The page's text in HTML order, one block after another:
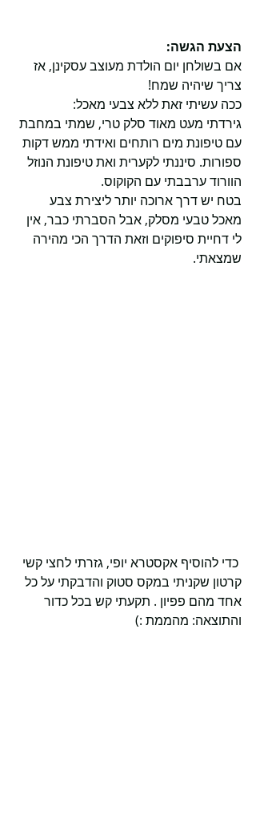
הצעת הגשה:
אם בשולחן יום הולדת מעוצב עסקינן, אז
צריך שיהיה שמח!
ככה עשיתי זאת ללא צבעי מאכל:
גירדתי מעט מאוד סלק טרי, שמתי במחבת
עם טיפונת מים רותחים ואידתי ממש דקות
ספורות. סיננתי לקערית ואת טיפונת הנוזל
הוורוד ערבבתי עם הקוקוס.
בטח יש דרך ארוכה יותר ליצירת צבע
מאכל טבעי מסלק, אבל הסברתי כבר, אין
לי דחיית סיפוקים וזאת הדרך הכי מהירה
שמצאתי.
כדי להוסיף אקסטרא יופי, גזרתי לחצי קשי
קרטון שקניתי במקס סטוק והדבקתי על כל
אחד מהם פפיון . תקעתי קש בכל כדור
והתוצאה: מהממת :)